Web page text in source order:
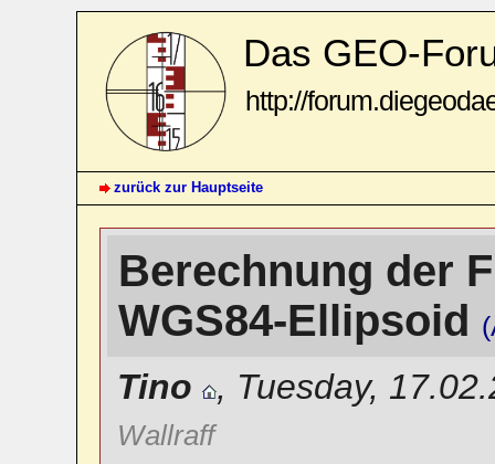
Das GEO-
http://
zurück zur Hauptseite
Berechnung der
WGS84-Ellipsoid
Tino , Tuesday,
Wallraff